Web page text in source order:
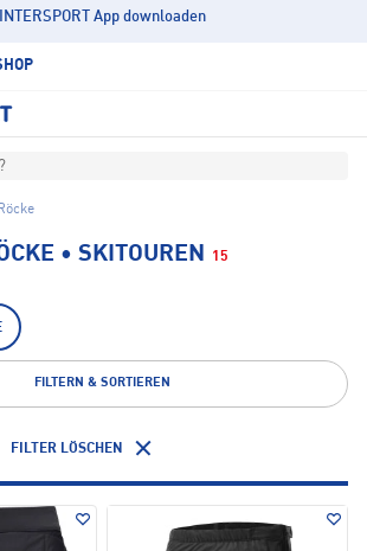
INTERSPORT App downloaden
• SKITOUREN 15
FILTERN & SORTIEREN
FILTER LÖSCHEN